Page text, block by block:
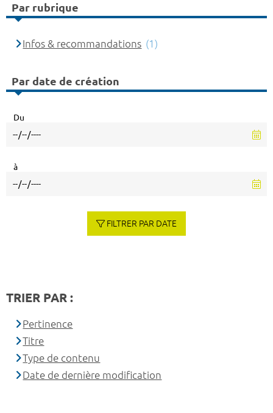
Par rubrique
Infos & recommandations (1)
Par date de création
Du
à
FILTRER PAR DATE
TRIER PAR :
Pertinence
Titre
Type de contenu
Date de dernière modification